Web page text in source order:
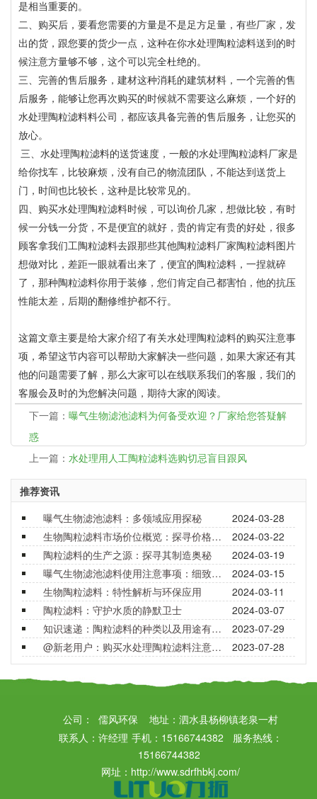
是相当重要的。
二、购买后，要看您需要的方量是不是足方足量，有些厂家，发
出的货，跟您要的货少一点，这种在你水处理陶粒滤料送到的时
候注意方量够不够，这个可以完全杜绝的。
三、完善的售后服务，建材这种消耗的建筑材料，一个完善的售
后服务，能够让您再次购买的时候就不需要这么麻烦，一个好的
水处理陶粒滤料料公司，都应该具备完善的售后服务，让您买的
放心。
三、水处理陶粒滤料的送货速度，一般的水处理陶粒滤料厂家是
给你找车，比较麻烦，没有自己的物流团队，不能达到送货上
门，时间也比较长，这种是比较常见的。
四、购买水处理陶粒滤料时候，可以询价几家，想做比较，有时
候一分钱一分货，不是便宜的就好，贵的肯定有贵的好处，很多
顾客拿我们工陶粒滤料去跟那些其他陶粒滤料厂家陶粒滤料图片
想做对比，差距一眼就看出来了，便宜的陶粒滤料，一捏就碎
了，那种陶粒滤料你用于装修，您们肯定自己都害怕，他的抗压
性能太差，后期的翻修维护都不行。
这篇文章主要是给大家介绍了有关水处理陶粒滤料的购买注意事
项，希望这节内容可以帮助大家解决一些问题，如果大家还有其
他的问题需要了解，那么大家可以在线联系我们的客服，我们的
客服会及时的为您解决问题，期待大家的阅读。
下一篇： 曝气生物滤池滤料为何备受欢迎？厂家给您答疑解
惑
上一篇： 水处理用人工陶粒滤料选购切忌盲目跟风
推荐资讯
曝气生物滤池滤料：多领域应用探秘
2024-03-28
生物陶粒滤料市场价位概览：探寻价格背后的价值与选择
2024-03-22
陶粒滤料的生产之源：探寻其制造奥秘
2024-03-19
曝气生物滤池滤料使用注意事项：细致呵护，确保效能
2024-03-15
生物陶粒滤料：特性解析与环保应用
2024-03-11
陶粒滤料：守护水质的静默卫士
2024-03-07
知识速递：陶粒滤料的种类以及用途有哪些？
2023-07-29
@新老用户：购买水处理陶粒滤料注意事项要了解！
2023-07-28
公司： 儒风环保
地址：泗水县杨柳镇老泉一村
联系人：许经理 手机：15166744382 服务热线：
15166744382
网址：http://www.sdrfhbkj.com/